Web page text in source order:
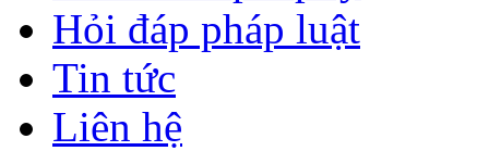
Hỏi đáp pháp luật
Tin tức
Liên hệ